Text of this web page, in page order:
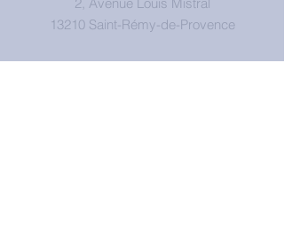
13210 Saint-Rémy-de-Provence